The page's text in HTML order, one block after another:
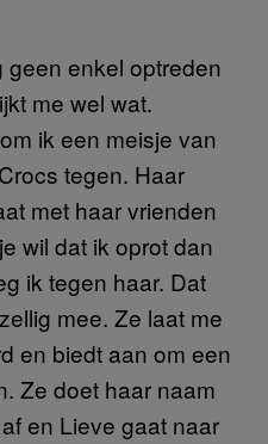
geen enkel optreden
me wel wat.
ik een meisje van
tegen. Haar
met haar vrienden
wil dat ik oprot dan
ik tegen haar. Dat
mee. Ze laat me
en biedt aan om een
Ze doet haar naam
en Lieve gaat naar